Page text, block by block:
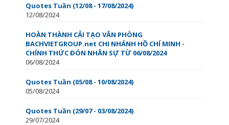
Quotes Tuần (12/08 - 17/08/2024)
12/08/2024
HOÀN THÀNH CẢI TẠO VĂN PHÒNG
BACHVIETGROUP.net CHI NHÁNH HỒ CHÍ MINH -
CHÍNH THỨC ĐÓN NHÂN SỰ TỪ 06/08/2024
06/08/2024
Quotes Tuần (05/08 - 10/08/2024)
05/08/2024
Quotes Tuần (29/07 - 03/08/2024)
29/07/2024